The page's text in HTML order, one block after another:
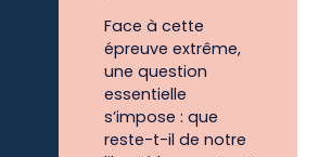
Face à cette
épreuve extrême,
une question
essentielle
s’impose : que
reste-t-il de notre